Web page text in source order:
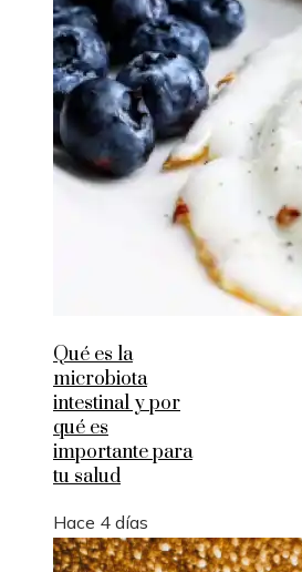
Qué es la
microbiota
intestinal y por
qué es
importante para
tu salud
Hace 4 días